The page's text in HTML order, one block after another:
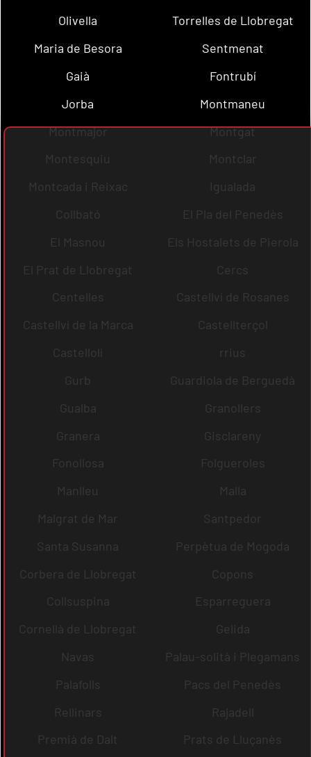
Olivella
Torrelles de Llobregat
Maria de Besora
Sentmenat
Gaià
Fontrubí
Jorba
Montmaneu
Montmajor
Montgat
Montesquiu
Montclar
Montcada i Reixac
Igualada
Collbató
El Pla del Penedès
El Masnou
Els Hostalets de Pierola
El Prat de Llobregat
Cercs
Centelles
Castellví de Rosanes
Castellví de la Marca
Castellterçol
Castellolí
rrius
Gurb
Guardiola de Berguedà
Gualba
Granollers
Granera
Gisclareny
Fonollosa
Folgueroles
Manlleu
Malla
Malgrat de Mar
Santpedor
Santa Susanna
Perpètua de Mogoda
Corbera de Llobregat
Copons
Collsuspina
Esparreguera
Cornellà de Llobregat
Gelida
Navas
Palau-solità i Plegamans
Palafolls
Pacs del Penedès
Rellinars
Rajadell
Premià de Dalt
Prats de Lluçanès